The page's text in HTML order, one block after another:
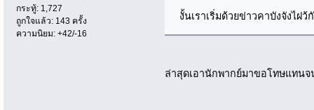
กระทู้: 1,727
ถูกใจแล้ว: 143 ครั้ง
ความนิยม: +42/-16
งั้นเราเริ่มด้วยข่าวคาบังจังไฝ
ล่าสุดเอานักพากย์มาขอโทษแทน